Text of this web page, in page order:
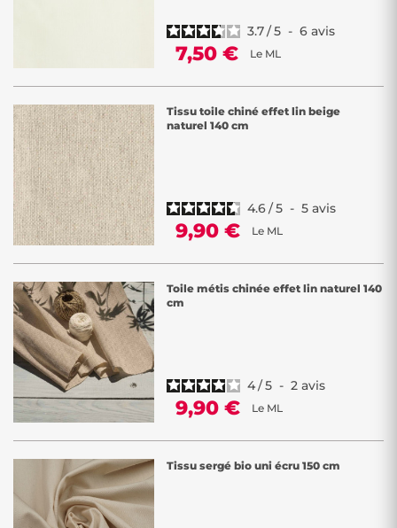
3.7/5 - 6 avis
7,50 € Le ML
Tissu toile chiné effet lin beige
naturel 140 cm
4.6/5 - 5 avis
9,90 € Le ML
Toile métis chinée effet lin naturel 140
cm
4/5 - 2 avis
9,90 € Le ML
Tissu sergé bio uni écru 150 cm